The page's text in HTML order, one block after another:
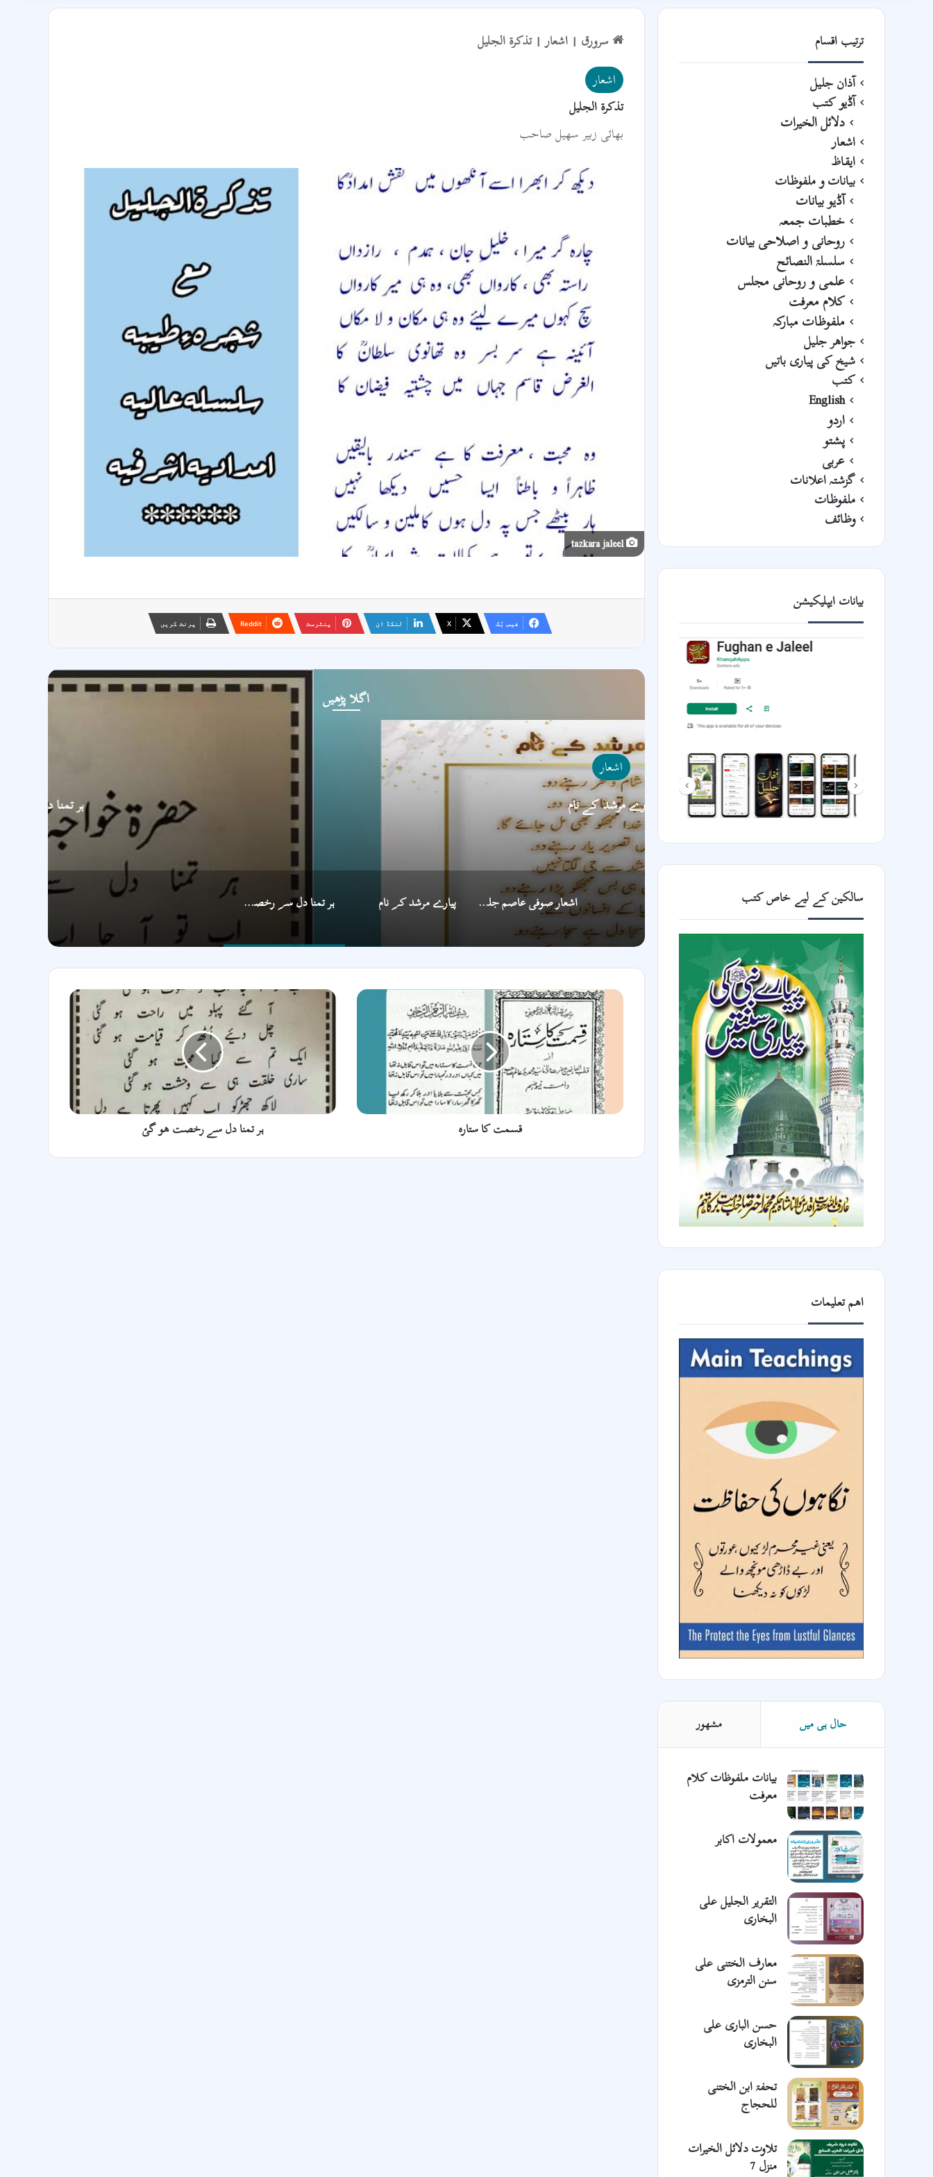
سرورق | اشعار | تذکرۃ الجلیل
اشعار
تذکرۃ الجلیل
بھائی زبیر سھیل صاحب
tazkara jaleel
فیس بُک X لنکڈ ان پنٹرسٹ Reddit پرنٹ کریں
اگلا پڑھیں
ہر تمنا دل سے رخصت ھو گئ
اشعار صوفی عاصم جلیلی پیارے مرشد کے نام ہر تمنا دل سے رخصت ھو گئ
قسمتکا ستارہ
قسمت کا ستارہ
ہر
تمنا
دل
سے
رخصت
ھو
گئ
ہر تمنا دل سے رخصت ھو گئ
ترتیب اقسام
آذان جلیل
آڈیو کتب
دلائل الخیرات
اشعار
ایقاظ
بیانات و ملفوظات
آڈیو بیانات
خطبات جمعہ
روحانی و اصلاحی بیانات
سلسلۃ النصائح
علمی و روحانی مجلس
کلام معرفت
ملفوظات مبارکہ
جواھر جلیل
شیخ کی پیاری باتیں
کتب
English
اردو
پشتو
عربی
گزشتہ اعلانات
ملفوظات
وظائف
بیانات ایپلیکیشن
سالکین کے لیے خاص کتب
اھم تعلیمات
حال ہی میں مشھور
بیانات ملفوظات کلام
معرفت
معمولات اکابر
التقریر الجلیل علی
البخاری
معارف الختنی علی
سنن الترمزی
حسن الباری علی
البخاری
تحفۃ ابن الختنی
للحجاج
تلاوت دلائل الخیرات
منزل 7